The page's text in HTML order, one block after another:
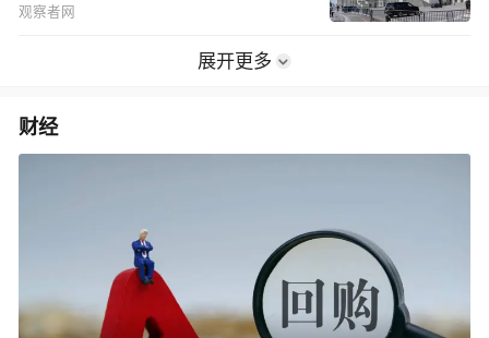
观察者网
展开更多
财经